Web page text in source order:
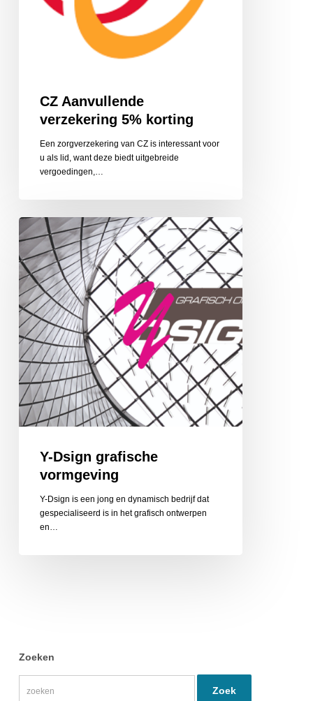
CZ Aanvullende
verzekering 5% korting
Een zorgverzekering van CZ is interessant voor
u als lid, want deze biedt uitgebreide
vergoedingen,…
Dsign
grafische
vormgeving
Y-Dsign grafische
vormgeving
Y-Dsign is een jong en dynamisch bedrijf dat
gespecialiseerd is in het grafisch ontwerpen
en…
Zoeken